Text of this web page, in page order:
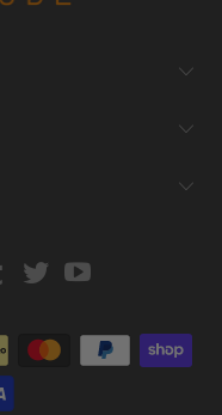
Strapcode
Tumblr
Strapcode
TwitterYouTube